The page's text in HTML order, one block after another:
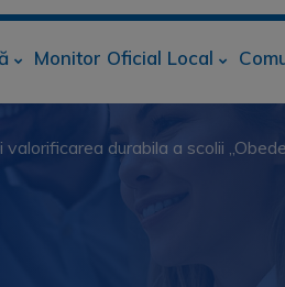
Monitor Oficial Local
durabila a scolii